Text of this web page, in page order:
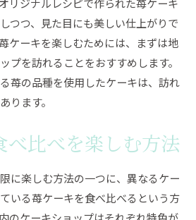
リジナルレシピで作られた苺ケーキ
つつ、見た目にも美しい仕上がりで
ケーキを楽しむためには、まずは地
プを訪れることをおすすめします。
苺の品種を使用したケーキは、訪れ
ります。
べ比べを楽しむ方法
に楽しむ方法の一つに、異なるケー
いる苺ケーキを食べ比べるという方